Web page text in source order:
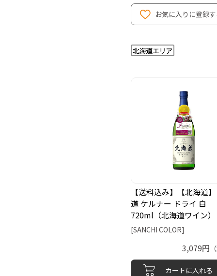
お気に入りに登録
【送料込み】【北海道
道 ケルナー ドライ 白
720ml（北海道ワイン）
[SANCHI COLOR]
3,079円
カートに入れる